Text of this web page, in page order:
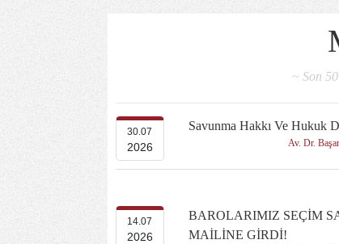
~ Son
30.07
2026
Savunma Hakkı Ve Hukuk
Av. Dr.
14.07
2026
BAROLARIMIZ SEÇİM
MAİLİNE GİRDİ!